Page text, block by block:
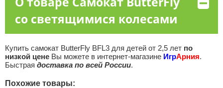
со светящимися колесами
Купить самокат ButterFly BFL3 для детей от 2,5 лет по
низкой ценеВы можете в интернет-магазине ИгрАрния.
Быстрая доставка по всей России.
Похожие товары: